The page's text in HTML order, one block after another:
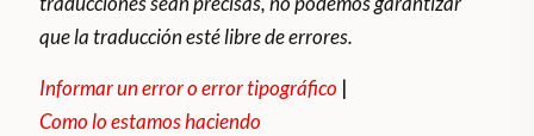
que la traducción esté libre de errores.
Informar un error o error tipográfico |
Como lo estamos haciendo